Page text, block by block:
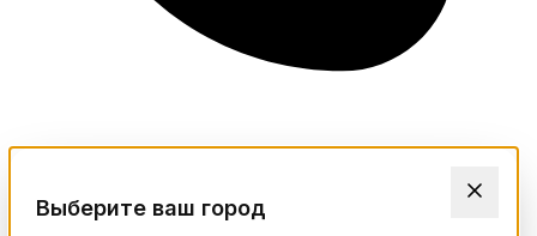
Выберите ваш город